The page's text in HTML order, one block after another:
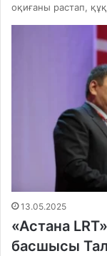
оқиғаны растап,
13.05.2025
«Астана
басшысы